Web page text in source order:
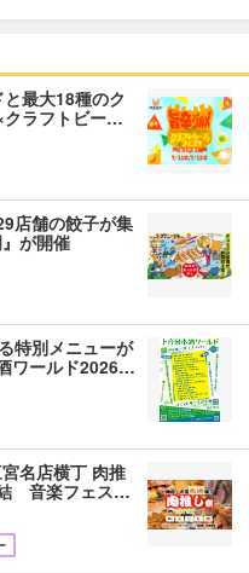
最大18種のク
ラフトビー…
店舗の餃子が集
が開催
特別メニューが
ワールド2026…
名店横丁 肉推
結 音楽フェス…